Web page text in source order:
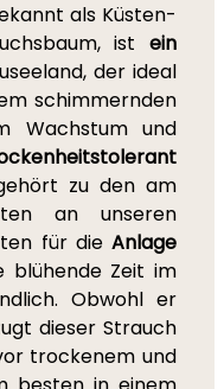
als Küsten-
ist ein
der ideal
schimmernden
Wachstum und
zu den am
an unseren
für die Anlage
blühende Zeit im
Obwohl er
dieser Strauch
trockenem und